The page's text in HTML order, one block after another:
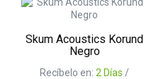
Skum Acoustics Korund
Negro
Recíbelo en: 2 Días /